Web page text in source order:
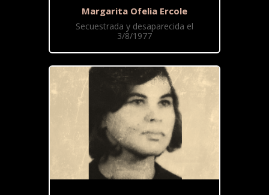
Margarita Ofelia Ercole
Secuestrada y desaparecida el
3/8/1977